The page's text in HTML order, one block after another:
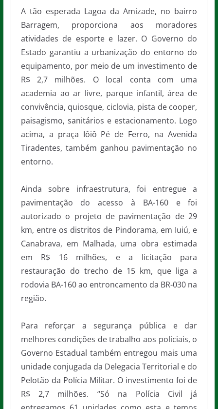
A tão esperada Lagoa da Amizade, no bairro
Barragem, proporciona aos moradores
atividades de esporte e lazer. O Governo do
Estado garantiu a urbanização do entorno do
equipamento, por meio de um investimento de
R$ 2,7 milhões. O local conta com uma
academia ao ar livre, parque infantil, área de
convivência, quiosque, ciclovia, pista de cooper,
paisagismo, sanitários e estacionamento. Logo
acima, a praça Iôiô Pé de Ferro, na Avenida
Tiradentes, também ganhou pavimentação no
entorno.
Ainda sobre infraestrutura, foi entregue a
pavimentação do acesso à BA-160 e foi
autorizado o projeto de pavimentação de 29
km, entre os distritos de Pindorama, em Iuiú, e
Canabrava, em Malhada, uma obra estimada
em R$ 16 milhões, e a licitação para
restauração do trecho de 15 km, que liga a
rodovia BA-160 ao entroncamento da BR-030 na
região.
Para reforçar a segurança pública e dar
melhores condições de trabalho aos policiais, o
Governo Estadual também entregou mais uma
unidade conjugada da Delegacia Territorial e do
Pelotão da Polícia Militar. O investimento foi de
R$ 2,7 milhões. “Só na Polícia Civil já